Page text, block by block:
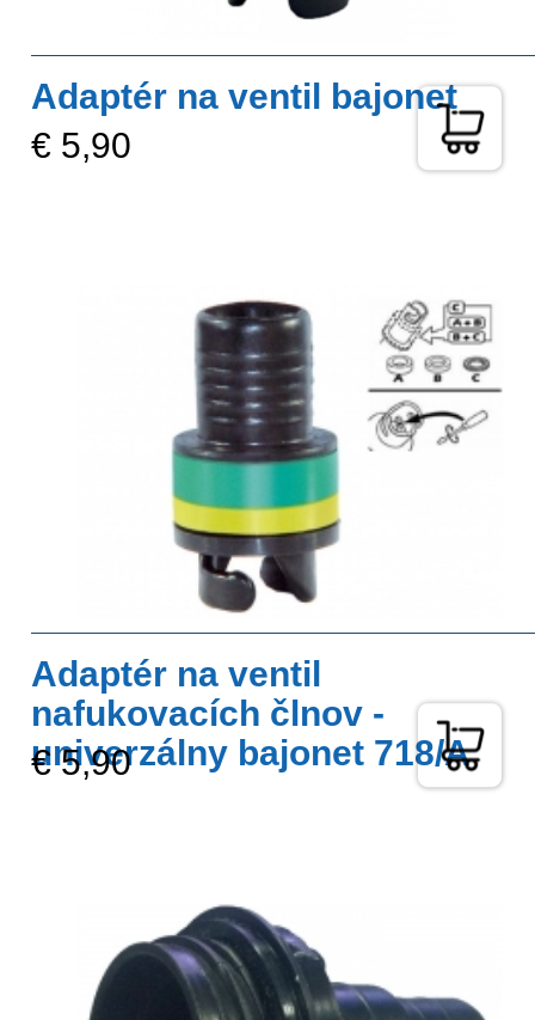
Adaptér na ventil bajonet
€ 5,90
Adaptér na ventil
nafukovacích člnov -
univerzálny bajonet 718/A
€ 5,90